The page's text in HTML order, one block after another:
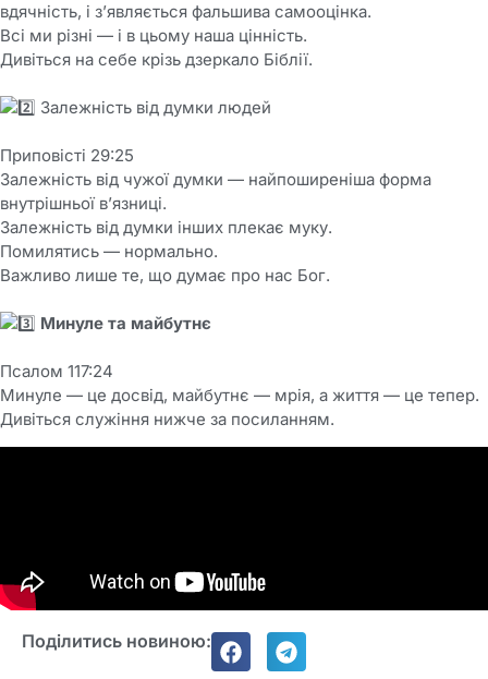
вдячність, і зʼявляється фальшива самооцінка.
Всі ми різні — і в цьому наша цінність.
Дивіться на себе крізь дзеркало Біблії.
Залежність від думки людей
Приповісті 29:25
Залежність від чужої думки — найпоширеніша форма
внутрішньої вʼязниці.
Залежність від думки інших плекає муку.
Помилятись — нормально.
Важливо лише те, що думає про нас Бог.
Минуле та майбутнє
Псалом 117:24
Минуле — це досвід, майбутнє — мрія, а життя — це тепер.
Дивіться служіння нижче за посиланням.
Поділитись новиною: